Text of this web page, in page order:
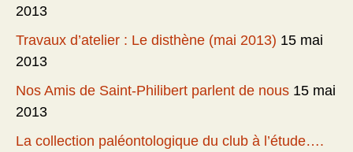
2013
Travaux d’atelier : Le disthène (mai 2013) 15 mai
2013
Nos Amis de Saint-Philibert parlent de nous 15 mai
2013
La collection paléontologique du club à l’étude….